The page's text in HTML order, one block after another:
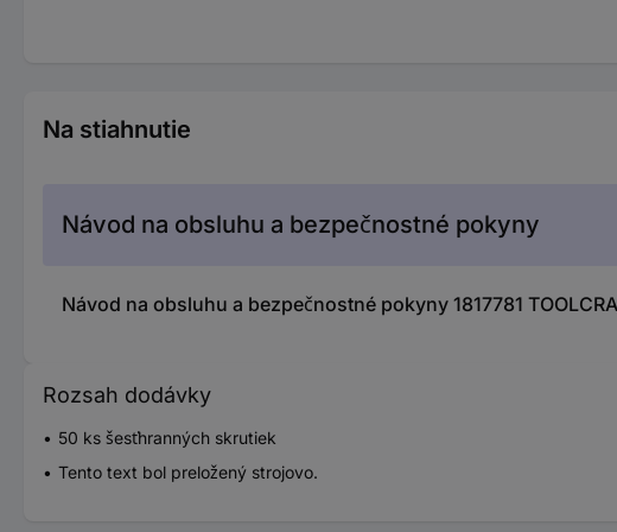
Na stiahnutie
Návod na obsluhu a bezpečnostné pokyny
Návod na obsluhu a bezpečnostné pokyny 1817781
Rozsah dodávky
50 ks šesťhranných skrutiek
Tento text bol preložený strojovo.